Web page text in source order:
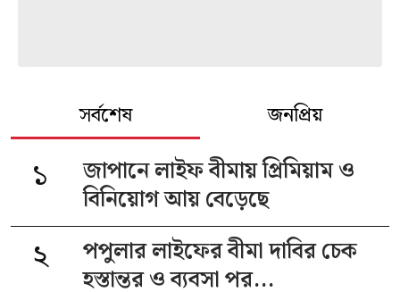
সর্বশেষ জনপ্রিয়
১
জাপানে লাইফ বীমায় প্রিমিয়াম ও
বিনিয়োগ আয় বেড়েছে
২
পপুলার লাইফের বীমা দাবির চেক
হস্তান্তর ও ব্যবসা পর...